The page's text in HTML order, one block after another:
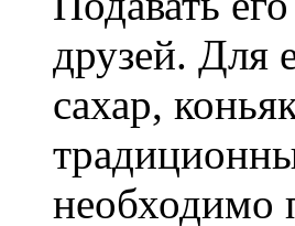
друзей. Для
сахар,
необходимо